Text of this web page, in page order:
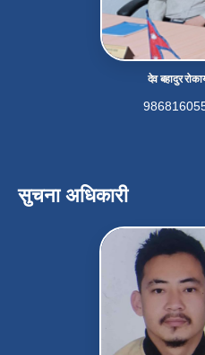
देव बहादुर
सुचना अधिकारी